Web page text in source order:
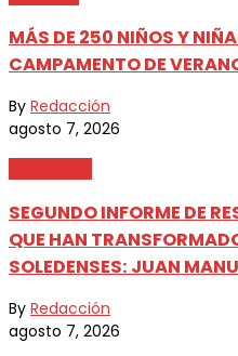
MÁS DE 250 NIÑOS Y
CAMPAMENTO DE
By Redacción
agosto 7, 2026
SEGUNDO INFORME DE
QUE HAN
SOLEDENSES: JUAN
By Redacción
agosto 7, 2026